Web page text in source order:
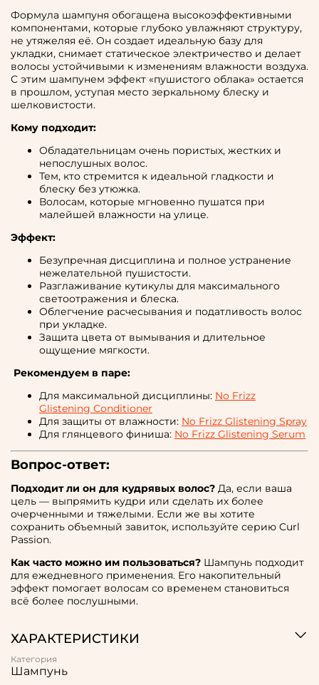
Формула шампуня обогащена высокоэффективными
компонентами, которые глубоко увлажняют структуру,
не утяжеляя её. Он создает идеальную базу для
укладки, снимает статическое электричество и делает
волосы устойчивыми к изменениям влажности воздуха.
С этим шампунем эффект «пушистого облака» остается
в прошлом, уступая место зеркальному блеску и
шелковистости.
Кому подходит:
Обладательницам очень пористых, жестких и
непослушных волос.
Тем, кто стремится к идеальной гладкости и
блеску без утюжка.
Волосам, которые мгновенно пушатся при
малейшей влажности на улице.
Эффект:
Безупречная дисциплина и полное устранение
нежелательной пушистости.
Разглаживание кутикулы для максимального
светоотражения и блеска.
Облегчение расчесывания и податливость волос
при укладке.
Защита цвета от вымывания и длительное
ощущение мягкости.
Рекомендуем в паре:
Для максимальной дисциплины: No Frizz
Glistening Conditioner
Для защиты от влажности: No Frizz Glistening Spray
Для глянцевого финиша: No Frizz Glistening Serum
Вопрос-ответ:
Подходит ли он для кудрявых волос? Да, если ваша
цель — выпрямить кудри или сделать их более
очерченными и тяжелыми. Если же вы хотите
сохранить объемный завиток, используйте серию Curl
Passion.
Как часто можно им пользоваться? Шампунь подходит
для ежедневного применения. Его накопительный
эффект помогает волосам со временем становиться
всё более послушными.
ХАРАКТЕРИСТИКИ
Категория
Шампунь